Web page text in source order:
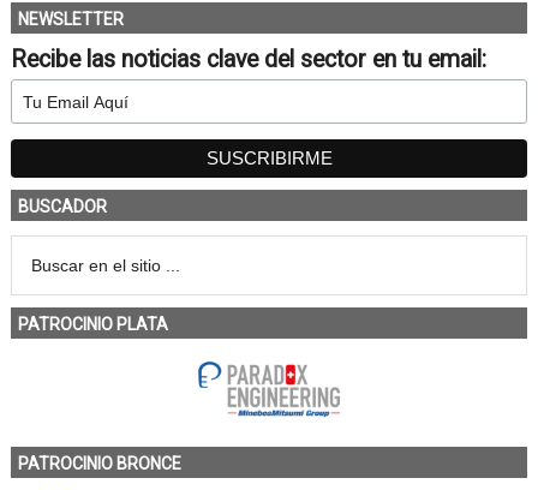
NEWSLETTER
Recibe las noticias clave del sector en tu email:
BUSCADOR
PATROCINIO PLATA
PATROCINIO BRONCE